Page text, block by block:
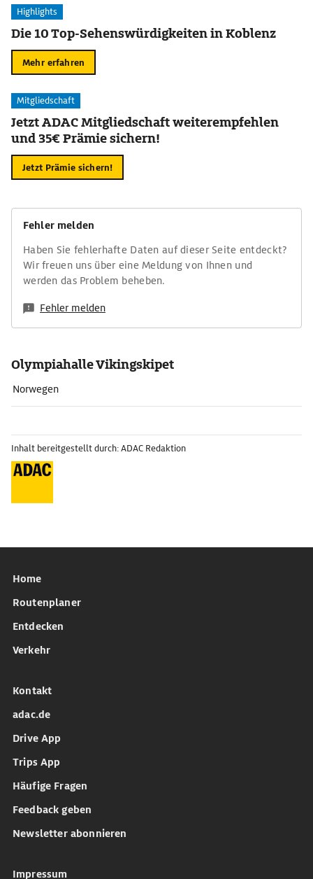
Highlights
Die 10 Top-Sehenswürdigkeiten in Koblenz
Mehr erfahren
Mitgliedschaft
Jetzt ADAC Mitgliedschaft weiterempfehlen
und 35€ Prämie sichern!
Jetzt Prämie sichern!
Fehler melden
Haben Sie fehlerhafte Daten auf dieser Seite entdeckt?
Wir freuen uns über eine Meldung von Ihnen und
werden das Problem beheben.
Fehler melden
Olympiahalle Vikingskipet
Norwegen
Inhalt bereitgestellt durch: ADAC Redaktion
Home
Routenplaner
Entdecken
Verkehr
Kontakt
adac.de
Drive App
Trips App
Häufige Fragen
Feedback geben
Newsletter abonnieren
Impressum